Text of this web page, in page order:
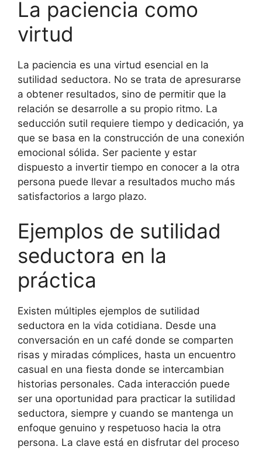
La paciencia como
virtud
La paciencia es una virtud esencial en la
sutilidad seductora. No se trata de apresurarse
a obtener resultados, sino de permitir que la
relación se desarrolle a su propio ritmo. La
seducción sutil requiere tiempo y dedicación, ya
que se basa en la construcción de una conexión
emocional sólida. Ser paciente y estar
dispuesto a invertir tiempo en conocer a la otra
persona puede llevar a resultados mucho más
satisfactorios a largo plazo.
Ejemplos de sutilidad
seductora en la
práctica
Existen múltiples ejemplos de sutilidad
seductora en la vida cotidiana. Desde una
conversación en un café donde se comparten
risas y miradas cómplices, hasta un encuentro
casual en una fiesta donde se intercambian
historias personales. Cada interacción puede
ser una oportunidad para practicar la sutilidad
seductora, siempre y cuando se mantenga un
enfoque genuino y respetuoso hacia la otra
persona. La clave está en disfrutar del proceso